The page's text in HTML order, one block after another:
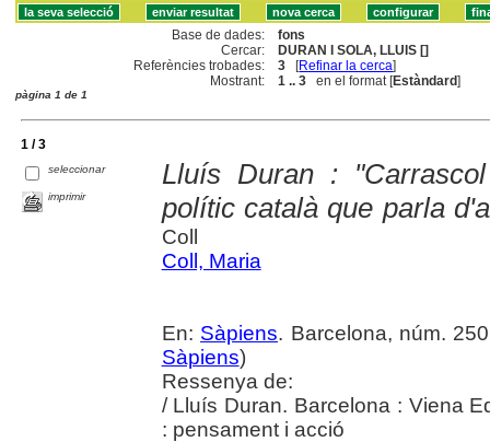
Base de dades:
fons
Cercar:
DURAN I SOLA, LLUIS []
Referències trobades:
3 [Refinar la cerca]
Mostrant:
1 .. 3 en el format [Estàndard]
pàgina 1 de 1
1 / 3
seleccionar
imprimir
Lluís Duran :
polític català que parla
Coll
Coll, Maria
En: Sàpiens. Barcelona, núm.
Sàpiens)
Ressenya de:
/ Lluís Duran. Barcelona : Viena
: pensament i acció